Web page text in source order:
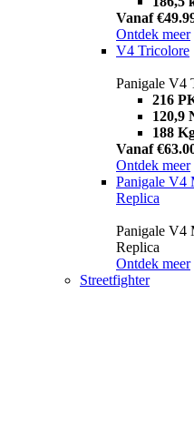
Vanaf
Ontdek meer
V4 Tricolore
Panigale V4
216
120,9
188
Vanaf
Ontdek meer
Panigale V4
Replica
Panigale V4
Replica
Ontdek meer
Streetfighter